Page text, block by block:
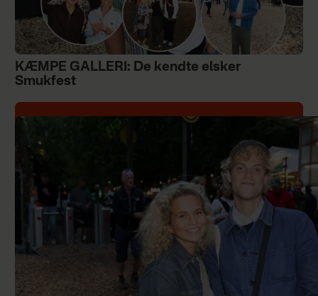
KÆMPE GALLERI: De kendte elsker
Smukfest